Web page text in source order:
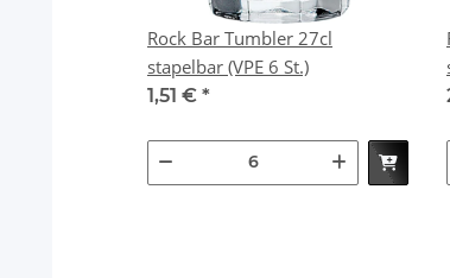
Rock Bar Tumbler 27cl
stapelbar (VPE 6 St.)
1,51 € *